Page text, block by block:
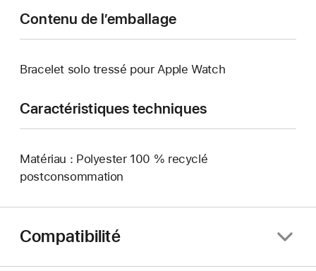
Contenu de l’emballage
Bracelet solo tressé pour Apple Watch
Caractéristiques techniques
Matériau : Polyester 100 % recyclé
postconsommation
Compatibilité